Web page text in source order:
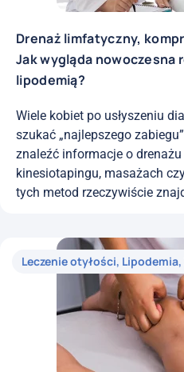
Drenaż limfatyczny,
Jak wygląda nowoczesna
lipodemią?
Wiele kobiet po usłyszeniu
szukać „najlepszego
znaleźć informacje o
kinesiotapingu, masażach
tych metod rzeczywiście
Leczenie otyłości, Lipodemia,